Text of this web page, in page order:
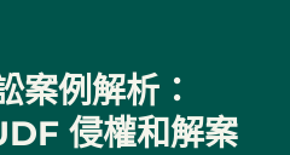
源
軟
體
案例解析：
侵權和解案